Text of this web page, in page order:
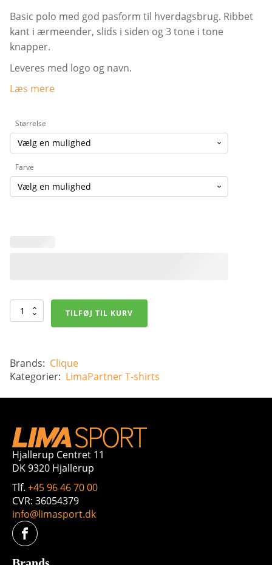
Basic polo med god pasform til hverdagsbrug. Ribbet
kant i ærmeender, slids i siden og 3 tone i tone
knapper.
Leveres med logo og navn.
Læs mere
Størrelse
Farve
Basic
Polo
TILFØJ TIL KURV
Brands: Clique
Kategorier: LimaPartnerT-shirts
Hjallerup Centret 11
DK 9320 Hjallerup
Tlf. +45 96 46 70 00
CVR: 36054379
info@limasport.dk